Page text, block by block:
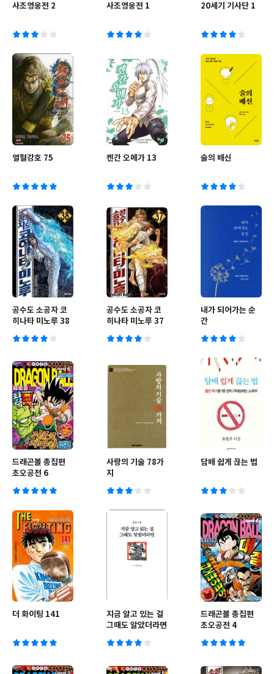
사조영웅전 2 사조영웅전 1 20세기 기사단 1
열혈강호 75 켄간 오메가 13 술의 배신
공수도 소공자 코
히나타 미노루 38
공수도 소공자 코
히나타 미노루 37
내가 되어가는 순
간
드래곤볼 총집편
초오공전 6
사랑의 기술 78가
지
담배 쉽게 끊는 법
더 화이팅 141
지금 알고 있는 걸
그때도 알았더라면
드래곤볼 총집편
초오공전 4